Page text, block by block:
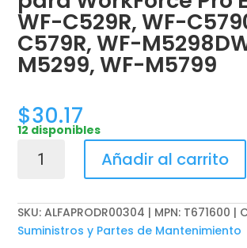
WF-C529R, WF-
C579R, WF-
M5299, WF-M5799
$30.17
12 disponibles
T6716
Caja
de
mantenimiento
Añadir al carrito
SKU:ALFAPRODR00304 | MPN: T671600
Suministros y Partes de Mantenimiento